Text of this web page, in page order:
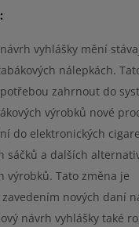
vyhlášky mění
nálepkách.
zahrnout do
výrobků nové
do elektronických
sáčků a dalších
výrobků. Tato změna je
nových daní
návrh vyhlášky také